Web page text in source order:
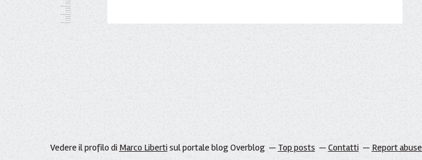
Vedere il profilo di Marco Libertisul portale blog Overblog Top posts Contatti Report abuse